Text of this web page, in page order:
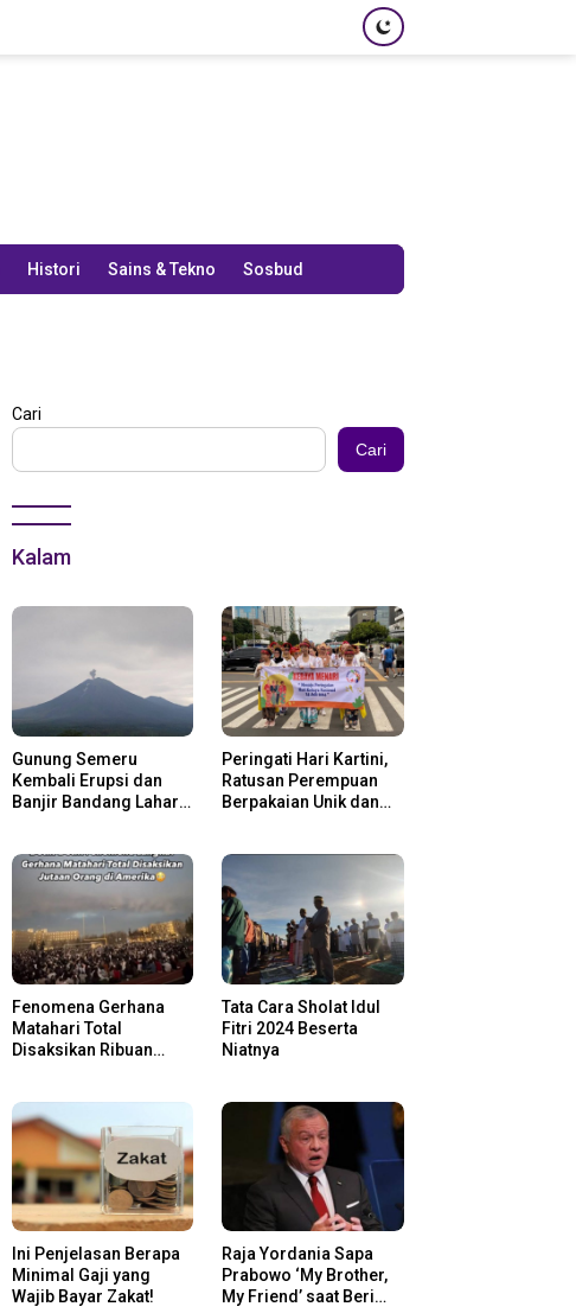
Histori Sains & Tekno Sosbud
Cari
Cari
Kalam
Gunung Semeru
Kembali Erupsi dan
Banjir Bandang Lahar
Peringati Hari Kartini,
Ratusan Perempuan
Berpakaian Unik dan
Fenomena Gerhana
Matahari Total
Disaksikan Ribuan
Tata Cara Sholat Idul
Fitri 2024 Beserta
Niatnya
Ini Penjelasan Berapa
Minimal Gaji yang
Wajib Bayar Zakat!
Raja Yordania Sapa
Prabowo ‘My Brother,
My Friend’ saat Beri